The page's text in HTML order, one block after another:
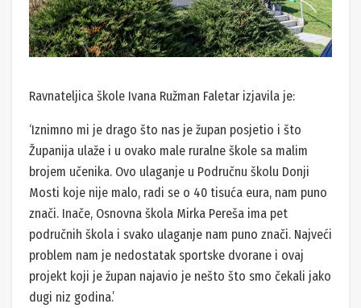
Ravnateljica škole Ivana Ružman Faletar izjavila je:
‘Iznimno mi je drago što nas je župan posjetio i što
Županija ulaže i u ovako male ruralne škole sa malim
brojem učenika. Ovo ulaganje u Područnu školu Donji
Mosti koje nije malo, radi se o 40 tisuća eura, nam puno
znači. Inače, Osnovna škola Mirka Pereša ima pet
područnih škola i svako ulaganje nam puno znači. Najveći
problem nam je nedostatak sportske dvorane i ovaj
projekt koji je župan najavio je nešto što smo čekali jako
dugi niz godina.’